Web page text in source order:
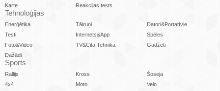
Karte
Reakcijas tests
Tehnoloģijas
Enerģētika Tālruņi
Datori&Portatīvie
Testi
Internets&App
Spēles
Foto&Video
TV&Cita Tehnika
Gadžeti
Dažādi
Sports
Rallijs Kross
Šoseja
4x4
Moto
Velo